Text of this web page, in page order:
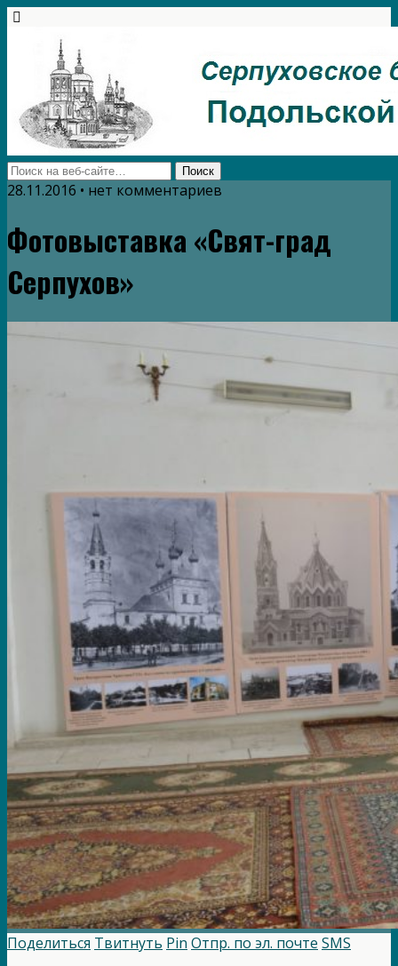
28.11.2016 • нет комментариев
Фотовыставка «Свят-град
Серпухов»
Поделиться Твитнуть Pin Отпр. по эл. почте SMS